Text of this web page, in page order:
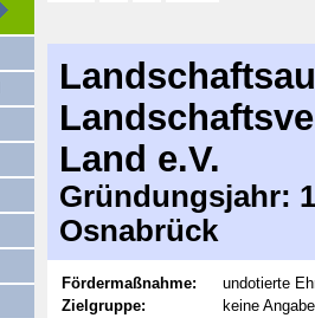
Land e.V.
Gründungsjahr:
Osnabrück
Fördermaßnahme:
undotierte
Zielgruppe:
keine Angabe